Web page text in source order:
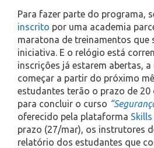
Para fazer parte do programa,
inscrito por uma academia
maratona de treinamentos que
iniciativa. E o relógio está
inscrições já estarem abertas,
começar a partir do próximo
estudantes terão o prazo de 20
para concluir o curso
oferecido pela plataforma Skills
prazo (27/mar), os instrutores
relatório dos estudantes que